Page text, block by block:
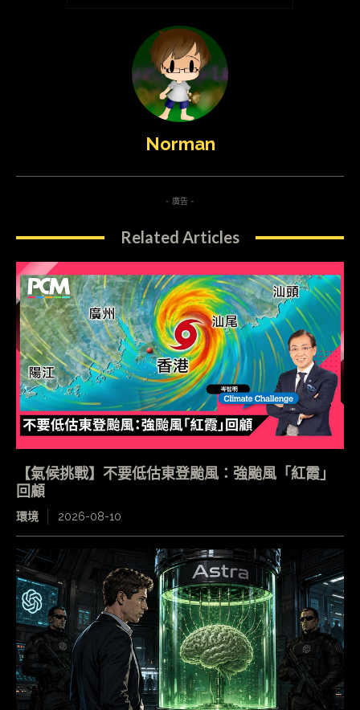
Norman
- 廣告 -
Related Articles
【氣候挑戰】不要低估東登颱風：強颱風「紅霞」
回顧
環境 2026-08-10